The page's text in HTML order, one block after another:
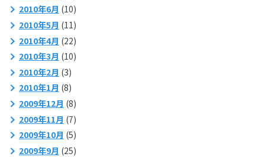
2010年6月 (10)
2010年5月 (11)
2010年4月 (22)
2010年3月 (10)
2010年2月 (3)
2010年1月 (8)
2009年12月 (8)
2009年11月 (7)
2009年10月 (5)
2009年9月 (25)